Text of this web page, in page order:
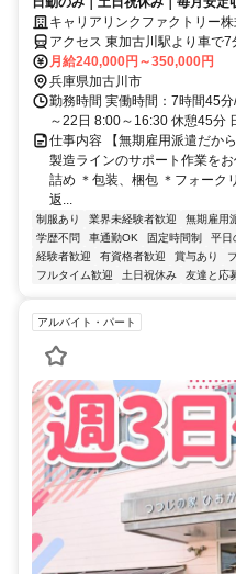
員）キャリアリンクファクトリー
アクセス 東加古川駅より車で7
月給240,000円～350,000円
兵庫県加古川市
勤務時間 実働時間：7時間45
～22日 8:00～16:30 休憩45分
仕事内容 【無期雇用派遣だか
製造ラインのサポート作業を
詰め ＊包装、梱包 ＊フォーク
返...
制服あり 業界未経験者歓迎 無期雇用
学歴不問
車通勤OK 固定時間制 平日
経験者歓迎
有資格者歓迎 賞与あり
フルタイム歓迎
土日祝休み 友達と応
アルバイト・パート